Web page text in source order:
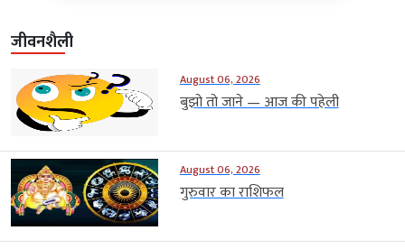
जीवनशैली
August 06, 2026
बुझो तो जाने — आज की पहेली
August 06, 2026
गुरुवार का राशिफल